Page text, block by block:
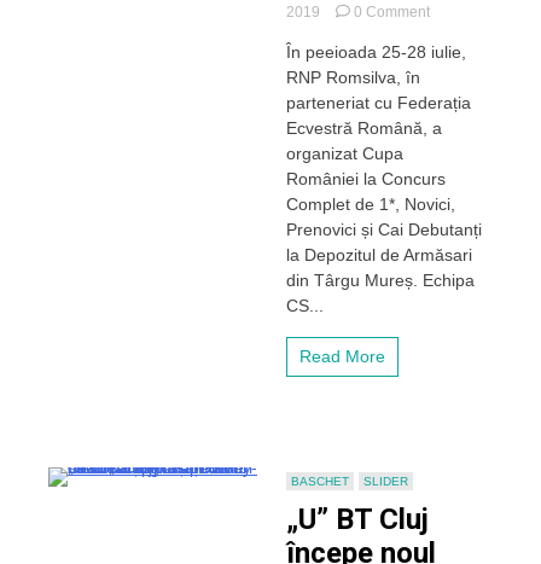
2019
0 Commenton
ecvestră
CS
câștigat
Cupa
României
În peeioada 25-28 iulie,
RNP Romsilva, în
parteneriat cu Federația
Ecvestră Română, a
organizat Cupa
României la Concurs
Complet de 1*, Novici,
Prenovici și Cai Debutanți
la Depozitul de Armăsari
din Târgu Mureș. Echipa
CS...
Read More
BASCHET SLIDER
„U” BT Cluj
începe noul